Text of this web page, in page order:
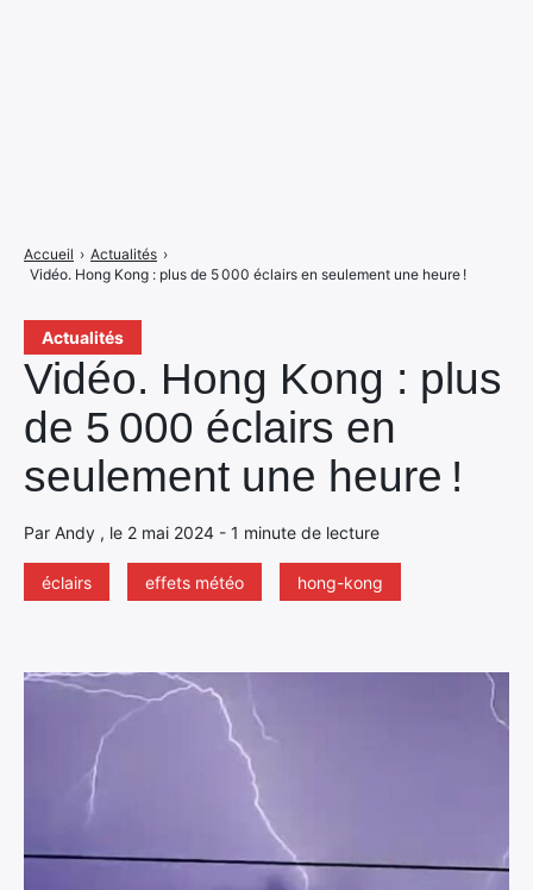
Actualités
Vidéo. Hong Kong : plus
de 5 000 éclairs en
seulement une heure !
Par Andy , le 2 mai 2024 - 1 minute de lecture
éclairs effets météo hong-kong
Accueil › Actualités ›
Vidéo. Hong Kong : plus de 5 000 éclairs en seulement une heure !